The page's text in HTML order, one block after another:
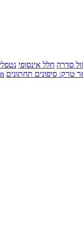
סדרה חלל אינסופי
טרק: סיפונים תחתונים